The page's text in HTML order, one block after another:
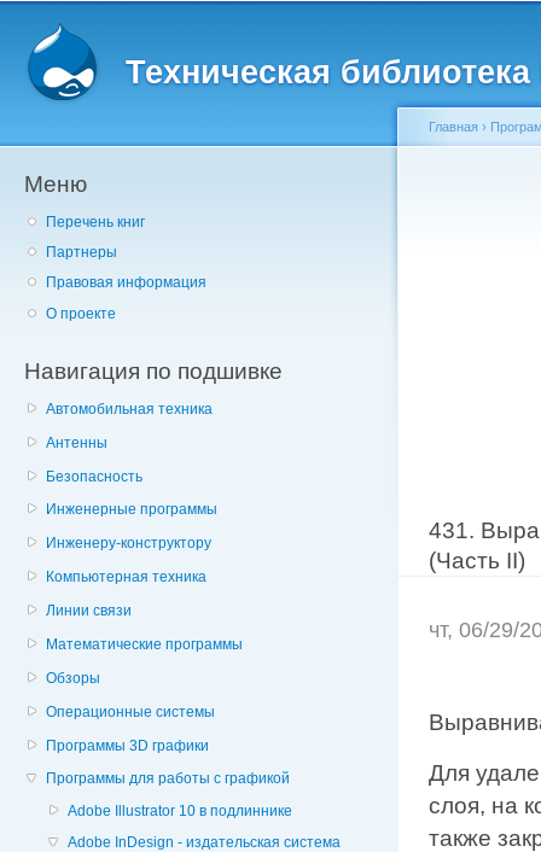
Техническая
Меню
Перечень книг
Партнеры
Правовая информация
О проекте
Навигация по подшивке
Автомобильная техника
Антенны
Безопасность
Инженерные программы
Инженеру-конструктору
Компьютерная техника
Линии связи
Математические программы
Обзоры
Операционные системы
Программы 3D графики
Программы для работы с графикой
Adobe Illustrator 10 в подлиннике
Adobe InDesign - издательская система
Главная ›
431.
(Часть II)
чт, 06/29/
Для
слоя, на
также